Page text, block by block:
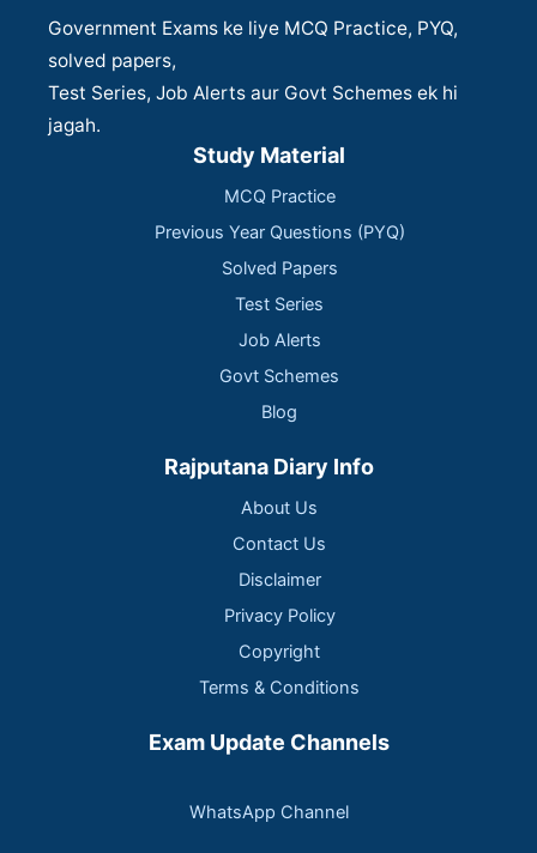
Government Exams ke liye MCQ Practice, PYQ,
solved papers,
Test Series, Job Alerts aur Govt Schemes ek hi
jagah.
Study Material
MCQ Practice
Previous Year Questions (PYQ)
Solved Papers
Test Series
Job Alerts
Govt Schemes
Blog
Rajputana Diary Info
About Us
Contact Us
Disclaimer
Privacy Policy
Copyright
Terms & Conditions
Exam Update Channels
WhatsApp Channel